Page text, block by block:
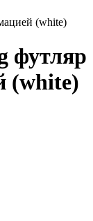
(white)
футляр
(white)